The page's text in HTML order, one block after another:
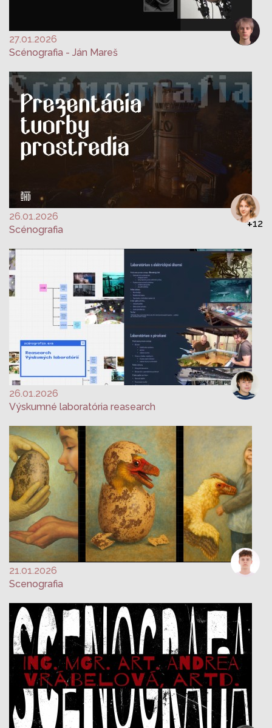
27.01.2026
Scénografia - Ján Mareš
+12
26.01.2026
Scénografia
26.01.2026
Výskumné laboratória reasearch
21.01.2026
Scenografia